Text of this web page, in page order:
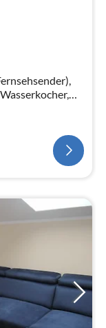
Kochplatten,